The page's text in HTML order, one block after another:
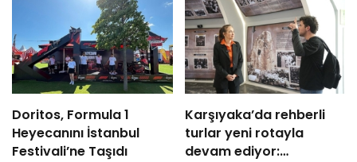
Doritos, Formula 1
Heyecanını İstanbul
Festivali’ne Taşıdı
Karşıyaka’da rehberli
turlar yeni rotayla
devam ediyor: